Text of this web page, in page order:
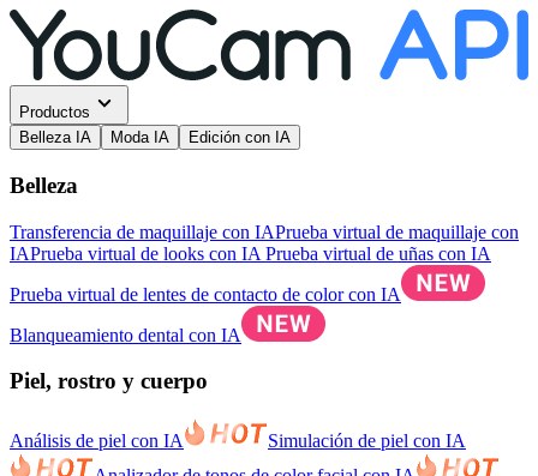
Productos
Belleza IA
Moda IA Edición con IA
Belleza
Transferencia de maquillaje con IAPrueba virtual de maquillaje con
IAPrueba virtual de looks con IA Prueba virtual de uñas con IA
Prueba virtual de lentes de contacto de color con IA
Blanqueamiento dental con IA
Piel, rostro y cuerpo
Análisis de piel con IA
Simulación de piel con IA